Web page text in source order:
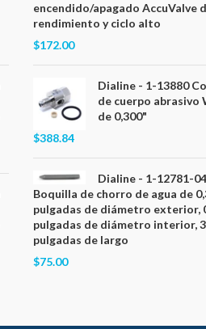
encendido/apagado AccuValve
rendimiento y ciclo alto
$172.00
Dialine - 1-13880
de cuerpo abrasivo
de 0,300"
$388.84
Dialine - 1-12781-
Boquilla de chorro de agua de
pulgadas de diámetro exterior,
pulgadas de diámetro interior, 3
pulgadas de largo
$75.00